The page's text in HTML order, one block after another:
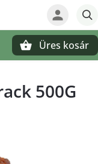
Üres kosár
500G